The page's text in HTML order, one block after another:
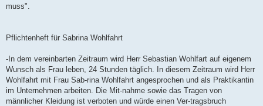
muss".
Pflichtenheft für Sabrina Wohlfahrt
-In dem vereinbarten Zeitraum wird Herr Sebastian Wohlfart auf eigenem
Wunsch als Frau leben, 24 Stunden täglich. In diesem Zeitraum wird Herr
Wohlfahrt mit Frau Sab-rina Wohlfahrt angesprochen und als Praktikantin
im Unternehmen arbeiten. Die Mit-nahme sowie das Tragen von
männlicher Kleidung ist verboten und würde einen Ver-tragsbruch